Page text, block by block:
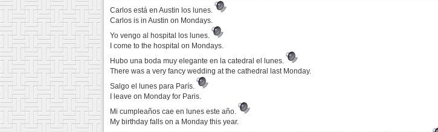
Carlos está en Austin los lunes.
Carlos is in Austin on Mondays.
Yo vengo al hospital los lunes.
I come to the hospital on Mondays.
Hubo una boda muy elegante en la catedral el lunes.
There was a very fancy wedding at the cathedral last Monday.
Salgo el lunes para París.
I leave on Monday for Paris.
Mi cumpleaños cae en lunes este año.
My birthday falls on a Monday this year.